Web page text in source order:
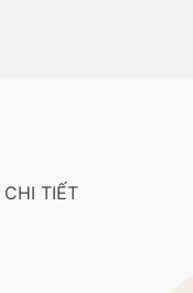
TIẾT